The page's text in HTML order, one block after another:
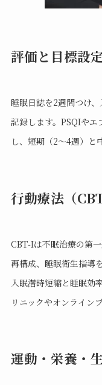
評価と目標設
睡眠日誌を2週間つけ
記録します。PSQIやエ
し、短期（2〜4週）と
行動療法（
CBT‑Iは不眠治療の第
再構成、睡眠衛生指導
入眠潜時短縮と睡眠効
リニックやオンライン
運動・栄養・